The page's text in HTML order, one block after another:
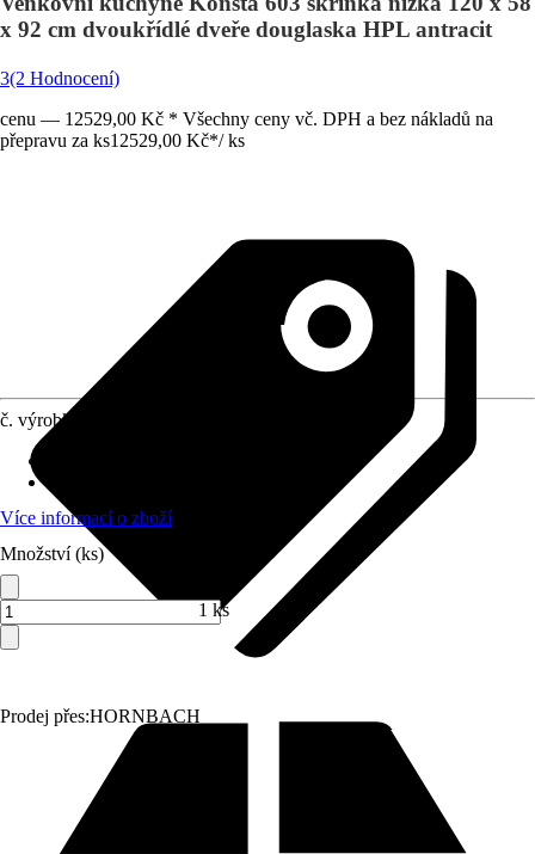
x 92 cm dvoukřídlé dveře douglaska HPL antracit
3(2 Hodnocení)
cenu — 12529,00 Kč * Všechny ceny vč. DPH a bez nákladů na
přepravu za ks12529,00 Kč*/ ks
Prodej přes:HORNBACH
č. výrobku
Více informací o zboží
Množství (ks)
1 ks